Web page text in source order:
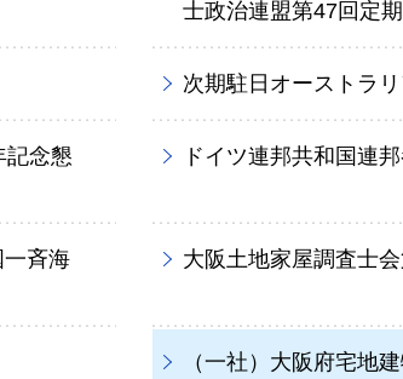
士政治連盟第47回定
次期駐日オーストラ
記念懇
ドイツ連邦共和国連
斉海
大阪土地家屋調査士
（一社）大阪府宅地